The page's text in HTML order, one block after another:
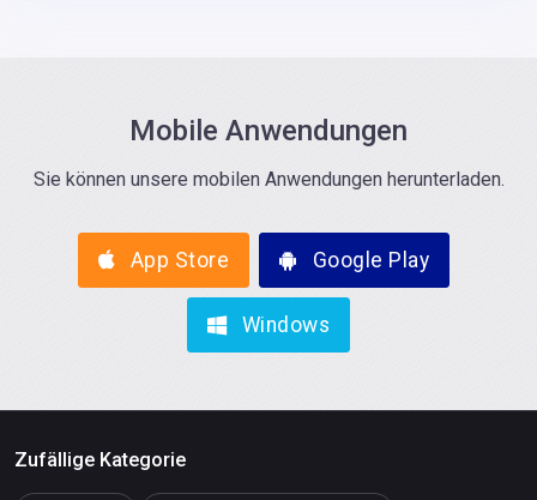
Mobile Anwendungen
Sie können unsere mobilen Anwendungen herunterladen.
App Store Google Play
Windows
Zufällige Kategorie